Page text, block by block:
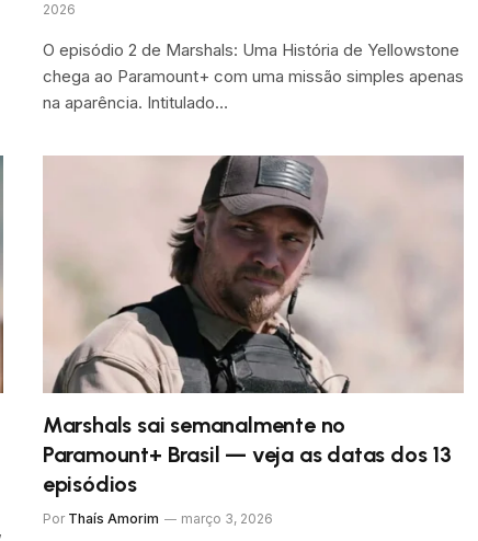
2026
O episódio 2 de Marshals: Uma História de Yellowstone
chega ao Paramount+ com uma missão simples apenas
na aparência. Intitulado…
Marshals sai semanalmente no
Paramount+ Brasil — veja as datas dos 13
episódios
Por Thaís Amorim março 3, 2026